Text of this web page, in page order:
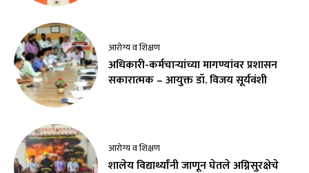
आरोग्य व शिक्षण
अधिकारी-कर्मचाऱ्यांच्या मागण्यांवर प्रशासन
सकारात्मक – आयुक्त डॉ. विजय सूर्यवंशी
आरोग्य व शिक्षण
शालेय विद्यार्थ्यांनी जाणून घेतले अग्निसुरक्षेचे